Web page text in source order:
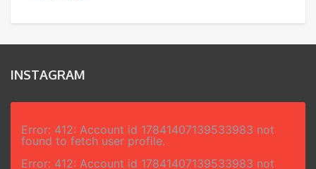
INSTAGRAM
Error: 412: Account id 17841407139533983 not
found to fetch user profile.
Error: 412: Account id 17841407139533983 not